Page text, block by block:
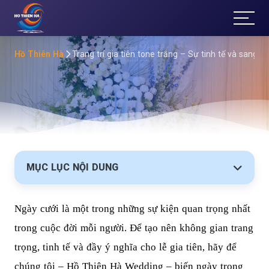
ổ
ức
Sự
Kiệ
n
Đà
Lạt
Hồ Thiên Hà Trang trí gia tiên tone trắng – Sự tinh tế và sang
MỤC LỤC NỘI DUNG
Ngày cưới là một trong những sự kiện quan trọng nhất
trong cuộc đời mỗi người. Để tạo nên không gian trang
trọng, tinh tế và đầy ý nghĩa cho lễ gia tiên, hãy để
chúng tôi – Hồ Thiên Hà Wedding – biến ngày trọng